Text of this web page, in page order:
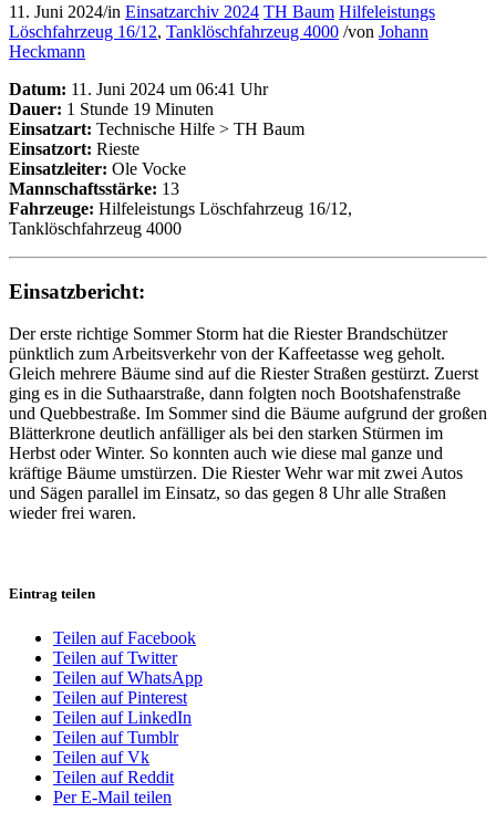
11. Juni 2024/in Einsatzarchiv 2024 TH Baum Hilfeleistungs
Löschfahrzeug 16/12, Tanklöschfahrzeug 4000 /von Johann
Heckmann
Datum: 11. Juni 2024 um 06:41 Uhr
Dauer: 1 Stunde 19 Minuten
Einsatzart: Technische Hilfe > TH Baum
Einsatzort: Rieste
Einsatzleiter: Ole Vocke
Mannschaftsstärke: 13
Fahrzeuge: Hilfeleistungs Löschfahrzeug 16/12,
Tanklöschfahrzeug 4000
Einsatzbericht:
Der erste richtige Sommer Storm hat die Riester Brandschützer
pünktlich zum Arbeitsverkehr von der Kaffeetasse weg geholt.
Gleich mehrere Bäume sind auf die Riester Straßen gestürzt. Zuerst
ging es in die Suthaarstraße, dann folgten noch Bootshafenstraße
und Quebbestraße. Im Sommer sind die Bäume aufgrund der großen
Blätterkrone deutlich anfälliger als bei den starken Stürmen im
Herbst oder Winter. So konnten auch wie diese mal ganze und
kräftige Bäume umstürzen. Die Riester Wehr war mit zwei Autos
und Sägen parallel im Einsatz, so das gegen 8 Uhr alle Straßen
wieder frei waren.
Eintrag teilen
Teilen auf Facebook
Teilen auf Twitter
Teilen auf WhatsApp
Teilen auf Pinterest
Teilen auf LinkedIn
Teilen auf Tumblr
Teilen auf Vk
Teilen auf Reddit
Per E-Mail teilen